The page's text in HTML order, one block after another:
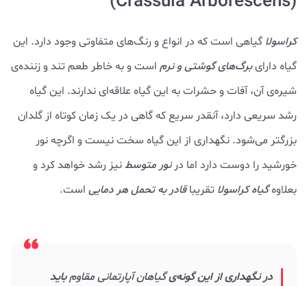
کراسولا گیاهی است که در انواع و رنگ‌های متفاوتی وجود دارد. این
گیاه دارایبرگ‌های گوشتی و نرم است و به خاطر طعم تند و زننده‌ی
شیره‌ی آن، آفات و حشرات به این گیاه علاقه‌ای ندارند. این گیاه
رشد سریعی دارد، آنقدر سریع که گاهی در یک زمان کوتاه از گلدان
بزرگتر می‌شود. نگهداری از این گیاه سخت نیست و اگرچه نور
خورشید را دوست دارد اما درنور متوسطنیز رشد خواهد کرد و
بعلاوهگیاه کراسولا تقریباقادر به تحمل هر دمایی است.
در نگهداری از این گونه‌یگیاهان آپارتمانی مقاومباید